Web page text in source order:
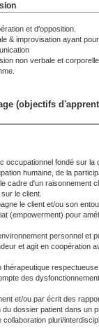
et d'opposition.
& improvisation ayant
non verbale et
(objectifs
occupationnel fondé sur la
humaine, de la
cadre d'un raisonnement
le client.
le client et/ou son
(empowerment) pour
personnel et
et agit en coopération
thérapeutique
des
et/ou par écrit des
du dossier patient dans un
pluri/